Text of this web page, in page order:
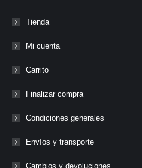
Tienda
Mi cuenta
Carrito
Finalizar compra
Condiciones generales
Envíos y transporte
Cambios y devoluciones